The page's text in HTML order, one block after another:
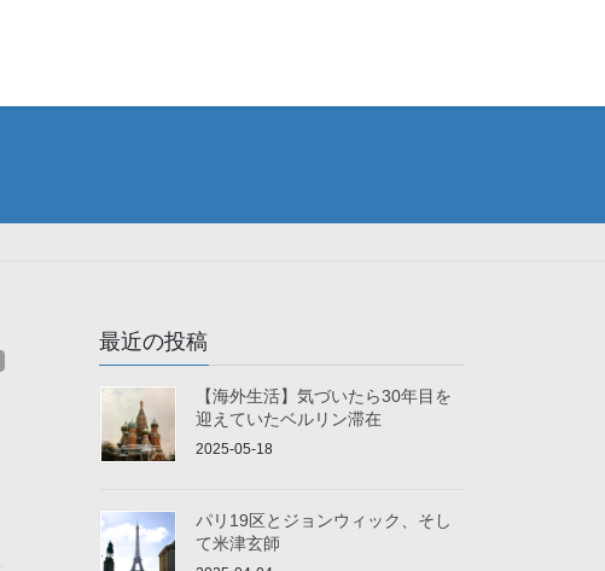
最近の投稿
【海外生活】気づいたら30年目を
迎えていたベルリン滞在
2025-05-18
パリ19区とジョンウィック、そし
て米津玄師